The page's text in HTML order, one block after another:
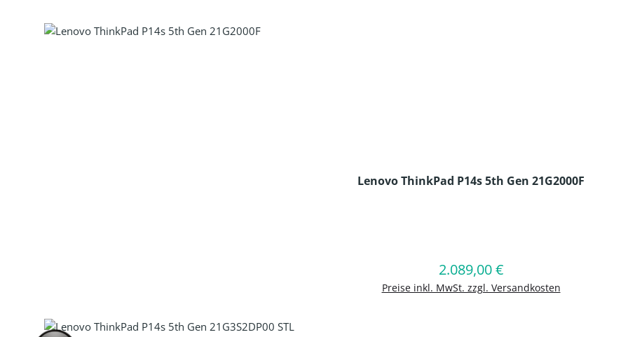
Lenovo ThinkPad P14s 5th Gen 21G2000F
Regulärer Preis:
2.089,00 €
Preise inkl. MwSt. zzgl. Versandkosten
In den Warenkorb